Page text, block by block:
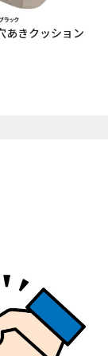
きクッション